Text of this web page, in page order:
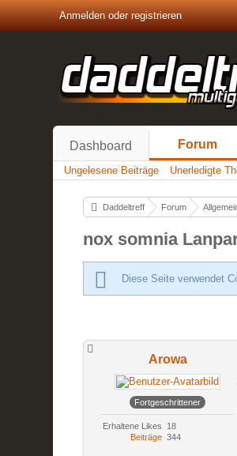
Anmelden oder registrieren
Dashboard Forum
Ungelesene Beiträge Unerledigte
Daddeltreff Forum
nox somnia
Diese Seite verwendet
Arowa
Fortgeschrittener
Erhaltene Likes
18
Beiträge 344